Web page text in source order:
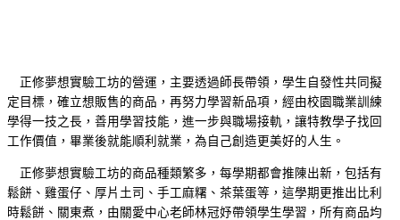
正修夢想實驗工坊的營運，主要透過師長帶領，學生自發性共同擬
定目標，確立想販售的商品，再努力學習新品項，經由校園職業訓練
學得一技之長，善用學習技能，進一步與職場接軌，讓特教學子找回
工作價值，畢業後就能順利就業，為自己創造更美好的人生。
正修夢想實驗工坊的商品種類繁多，每學期都會推陳出新，包括有
鬆餅、雞蛋仔、厚片土司、手工麻糬、茶葉蛋等，這學期更推出比利
時鬆餅、關東煮，由關愛中心老師林冠妤帶領學生學習，所有商品均